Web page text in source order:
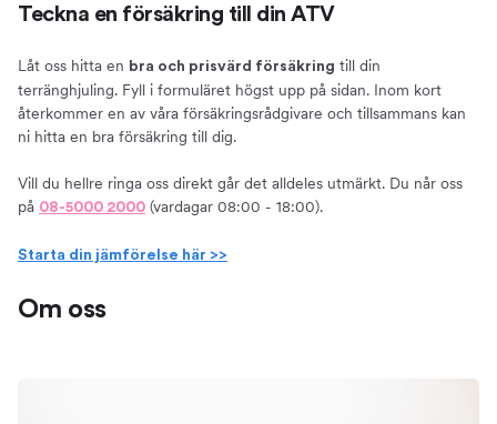
Teckna en försäkring till din ATV
Låt oss hitta en bra och prisvärd försäkring till din
terränghjuling. Fyll i formuläret högst upp på sidan. Inom kort
återkommer en av våra försäkringsrådgivare och tillsammans kan
ni hitta en bra försäkring till dig.
Vill du hellre ringa oss direkt går det alldeles utmärkt. Du når oss
på 08-5000 2000 (vardagar 08:00 - 18:00).
Starta din jämförelse här >>
Om oss